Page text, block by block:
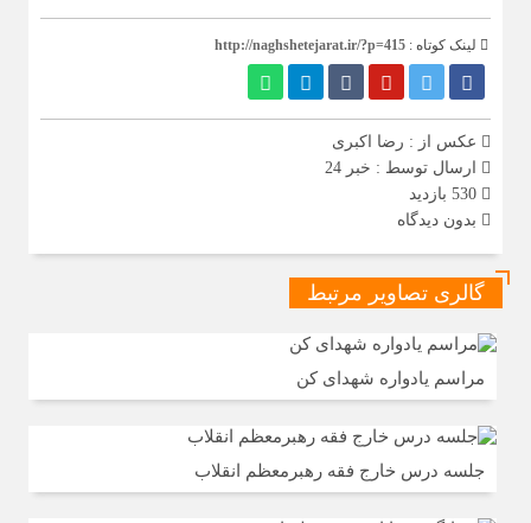
آغاز اجرای طرح تخصیص یارانه سوخت از طریق کارت‌های
بانکیلینک کوتاه : http://naghshetejarat.ir/?p=415
عکس از : رضا اکبری
ارسال توسط : خبر 24
بدون دیدگاه
گالری تصاویر مرتبط
مراسم یادواره شهدای کن
جلسه درس خارج فقه رهبرمعظم انقلاب